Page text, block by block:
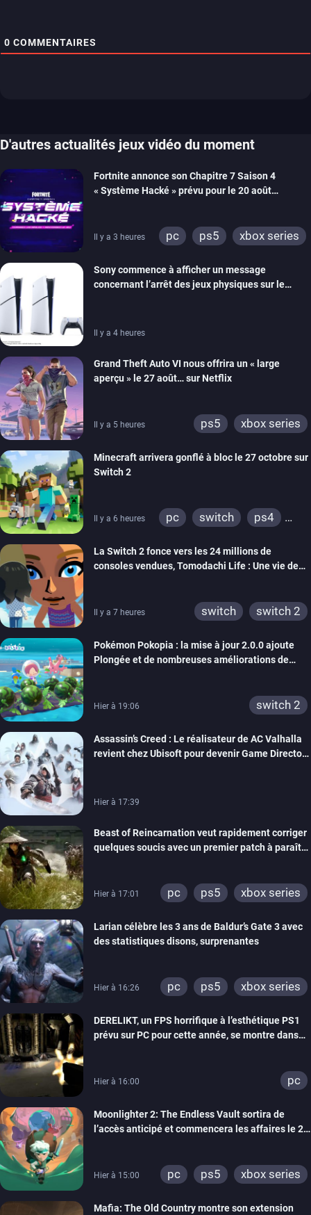
0 COMMENTAIRES
D'autres actualités jeux vidéo du moment
Fortnite annonce son Chapitre 7 Saison 4
« Système Hacké » prévu pour le 20 août
Il y a 3 heures pc ps5
xbox series
ps4
xbox one
switch 2
Sony commence à afficher un message
concernant l’arrêt des jeux physiques sur le
Il y a 4 heures
Grand Theft Auto VI nous offrira un « large
aperçu » le 27 août… sur Netflix
Il y a 5 heures ps5 xbox series
Minecraft arrivera gonflé à bloc le 27 octobre sur
Switch 2
Il y a 6 heures pc switch
ps4
wiiu
3ds
ps3
xbox 360
switch 2
La Switch 2 fonce vers les 24 millions de
consoles vendues, Tomodachi Life : Une vie de
Il y a 7 heures switch switch 2
Pokémon Pokopia : la mise à jour 2.0.0 ajoute
Plongée et de nombreuses améliorations de
Hier à 19:06 switch 2
Assassin’s Creed : Le réalisateur de AC Valhalla
revient chez Ubisoft pour devenir Game Director
Hier à 17:39
Beast of Reincarnation veut rapidement corriger
quelques soucis avec un premier patch à paraître
Hier à 17:01 pc ps5 xbox series
Larian célèbre les 3 ans de Baldur’s Gate 3 avec
des statistiques disons, surprenantes
Hier à 16:26 pc ps5 xbox series
DERELIKT, un FPS horrifique à l’esthétique PS1
prévu sur PC pour cette année, se montre dans
Hier à 16:00 pc
Moonlighter 2: The Endless Vault sortira de
l’accès anticipé et commencera les affaires le 2
Hier à 15:00 pc ps5 xbox series
Mafia: The Old Country montre son extension